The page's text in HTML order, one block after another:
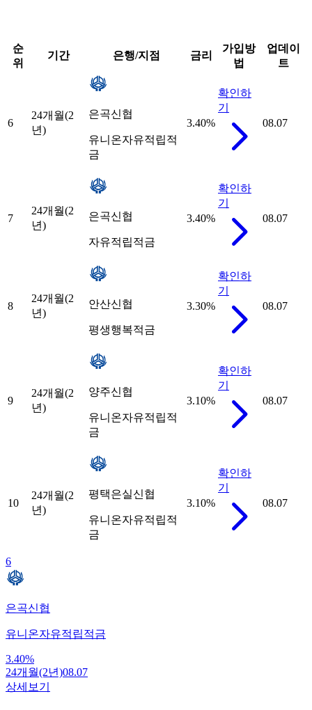
순
위
기간 은행/지점 금리
가입방
법
업데이
트
6
24개월(2
년)
은곡신협
유니온자유적립적
금
3.40%
확인하
기
08.07
7
24개월(2
년)
은곡신협
자유적립적금
3.40%
확인하
기
08.07
8
24개월(2
년)
안산신협
평생행복적금
3.30%
확인하
기
08.07
9
24개월(2
년)
양주신협
유니온자유적립적
금
3.10%
확인하
기
08.07
10
24개월(2
년)
평택은실신협
유니온자유적립적
금
3.10%
확인하
기
08.07
6
은곡신협
유니온자유적립적금
3.40%
24개월(2년)08.07
상세보기